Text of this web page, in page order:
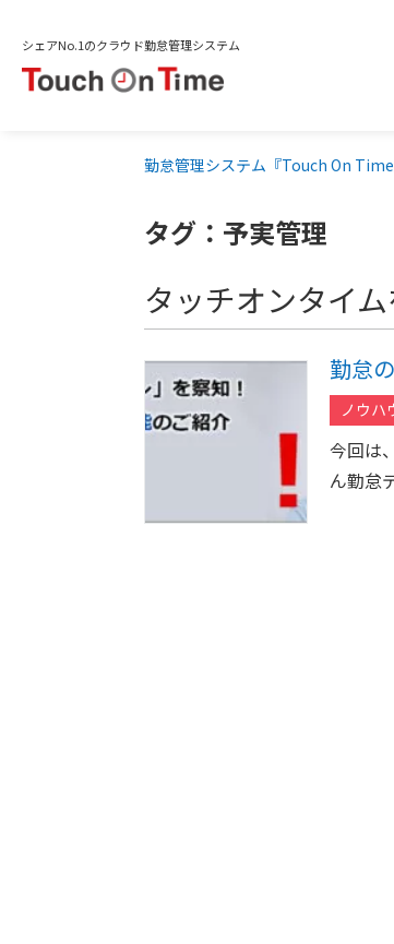
シェアNo.1のクラウド勤怠管理システム
勤怠管理システム『Touch On Time
タグ：予実管理
タッチオンタイ
勤怠
ノウハ
今回は
ん勤怠